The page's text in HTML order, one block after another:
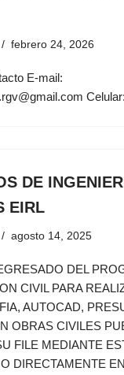
febrero 24, 2026
E-mail:
DE
EIRL
agosto 14, 2025
DEL
CIVIL PARA
AUTOCAD,
OBRAS CIVILES
FILE MEDIANTE
DIRECTAMENTE